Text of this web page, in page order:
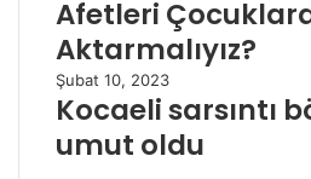
Afetleri
Aktarmalıyız?
Şubat 10, 2023
Kocaeli sarsıntı
umut oldu